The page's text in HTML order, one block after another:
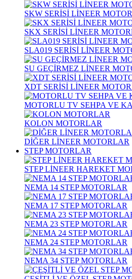
SKW SERİSİ LİNEER
SKX SERİSİ LİNEER
SLA019 SERİSİ LİNEER
SU GEÇİRMEZ LİNEER
XDT SERİSİ LİNEER
MOTORLU TV SEHPA VE
KOLON MOTORLAR
DİĞER LİNEER MOTORLAR
STEP MOTORLAR
STEP LİNEER HAREKET
NEMA 14 STEP MOTORLAR
NEMA 17 STEP MOTORLAR
NEMA 23 STEP MOTORLAR
NEMA 24 STEP MOTORLAR
NEMA 34 STEP MOTORLAR